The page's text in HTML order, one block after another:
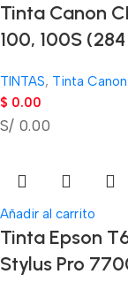
Tinta Canon
100, 100S
TINTAS, Tinta Canon
$ 0.00
S/ 0.00
Añadir al carrito
Tinta Epson
Stylus Pro